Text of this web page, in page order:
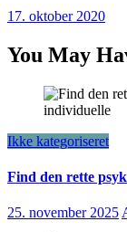
17. oktober 2020
You May
Ikke kategoriseret
Find den rette
25. november 2025